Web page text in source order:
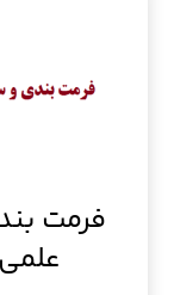
فرمت